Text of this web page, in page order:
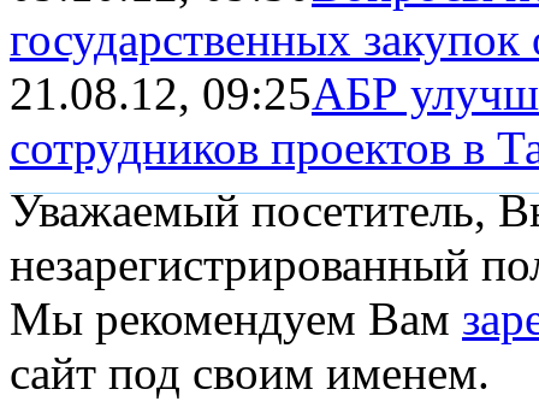
государственных
21.08.12, 09:25АБР
сотрудников проектов в
Уважаемый посетитель,
незарегистрированный
Мы рекомендуем Вам
сайт под своим именем.